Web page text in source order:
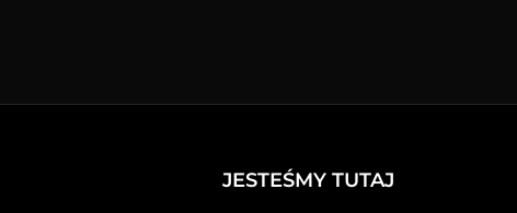
JESTEŚMY TUTAJ